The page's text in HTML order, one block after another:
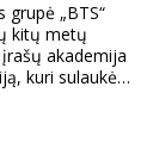
„BTS“
kitų metų
akademija
kuri sulaukė